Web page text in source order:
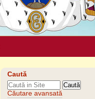
Caută
Căutare avansată